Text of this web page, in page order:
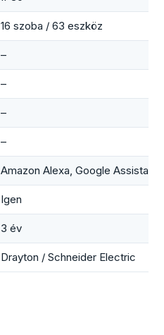
16 szoba / 63 eszköz
–
–
–
–
Amazon Alexa, Google Assistant
Igen
3 év
Drayton / Schneider Electric